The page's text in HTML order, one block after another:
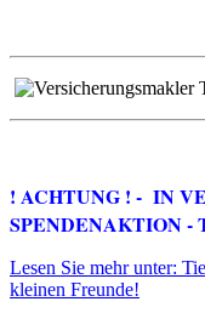
! ACHTUNG ! - IN
SPENDENAKTION -
Lesen Sie mehr unter:
kleinen Freunde!